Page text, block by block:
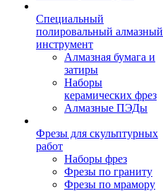
Специальный
полировальный алмазный
инструмент
Алмазная бумага и
затиры
Наборы
керамических фрез
Алмазные ПЭДы
Фрезы для скульптурных
работ
Наборы фрез
Фрезы по граниту
Фрезы по мрамору